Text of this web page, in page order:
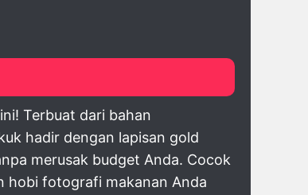
Terbuat dari bahan
hadir dengan lapisan gold
merusak budget Anda. Cocok
hobi fotografi makanan Anda